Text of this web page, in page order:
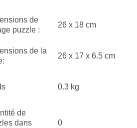
de
puzzle :
26 x 18 cm
de la
26 x 17 x 6.5 cm
0.3 kg
de
dans
0